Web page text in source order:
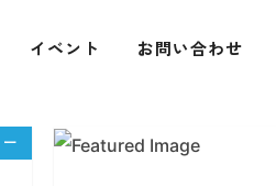
イベント お問い合わせ